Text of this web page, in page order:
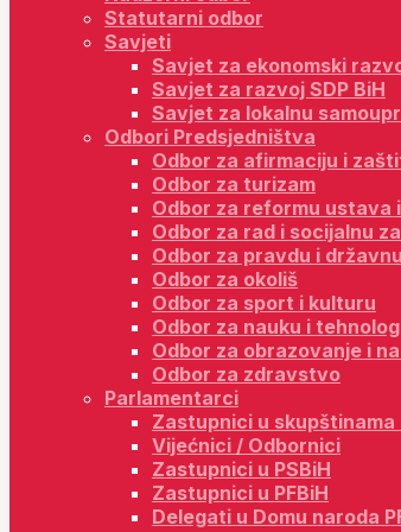
Statutarni odbor
Savjeti
Savjet za ekonomski
Savjet za razvoj SDP BiH
Savjet za lokalnu
Odbori Predsjedništva
Odbor za afirmaciju i
Odbor za turizam
Odbor za reformu ustava
Odbor za rad i socijalnu
Odbor za pravdu i
Odbor za okoliš
Odbor za sport i kulturu
Odbor za nauku i
Odbor za obrazovanje i
Odbor za zdravstvo
Parlamentarci
Zastupnici u skupštinama
Vijećnici / Odbornici
Zastupnici u PSBiH
Zastupnici u PFBiH
Delegati u Domu naroda